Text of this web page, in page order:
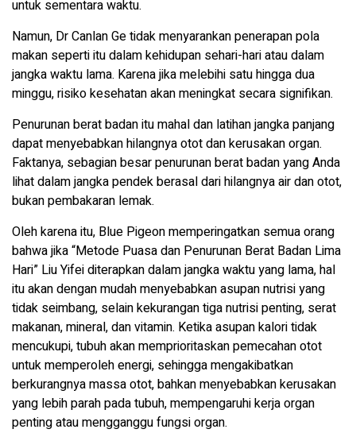
untuk sementara waktu.
Namun, Dr Canlan Ge tidak menyarankan penerapan pola
makan seperti itu dalam kehidupan sehari-hari atau dalam
jangka waktu lama. Karena jika melebihi satu hingga dua
minggu, risiko kesehatan akan meningkat secara signifikan.
Penurunan berat badan itu mahal dan latihan jangka panjang
dapat menyebabkan hilangnya otot dan kerusakan organ.
Faktanya, sebagian besar penurunan berat badan yang Anda
lihat dalam jangka pendek berasal dari hilangnya air dan otot,
bukan pembakaran lemak.
Oleh karena itu, Blue Pigeon memperingatkan semua orang
bahwa jika “Metode Puasa dan Penurunan Berat Badan Lima
Hari” Liu Yifei diterapkan dalam jangka waktu yang lama, hal
itu akan dengan mudah menyebabkan asupan nutrisi yang
tidak seimbang, selain kekurangan tiga nutrisi penting, serat
makanan, mineral, dan vitamin. Ketika asupan kalori tidak
mencukupi, tubuh akan memprioritaskan pemecahan otot
untuk memperoleh energi, sehingga mengakibatkan
berkurangnya massa otot, bahkan menyebabkan kerusakan
yang lebih parah pada tubuh, mempengaruhi kerja organ
penting atau mengganggu fungsi organ.